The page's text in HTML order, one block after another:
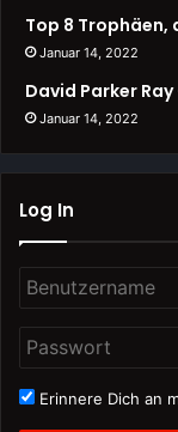
Top 8 Trophäen,
Januar 14, 2022
David Parker
Januar 14, 2022
Log In
Erinnere Dich an